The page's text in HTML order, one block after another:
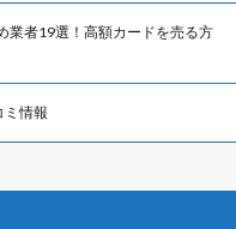
業者19選！高額カードを売る方
ミ情報